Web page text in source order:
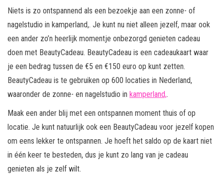
Niets is zo ontspannend als een bezoekje aan een zonne- of
nagelstudio in kamperland,. Je kunt nu niet alleen jezelf, maar ook
een ander zo’n heerlijk momentje onbezorgd genieten cadeau
doen met BeautyCadeau. BeautyCadeau is een cadeaukaart waar
je een bedrag tussen de €5 en €150 euro op kunt zetten.
BeautyCadeau is te gebruiken op 600 locaties in Nederland,
waaronder de zonne- en nagelstudio in kamperland,.
Maak een ander blij met een ontspannen moment thuis of op
locatie. Je kunt natuurlijk ook een BeautyCadeau voor jezelf kopen
om eens lekker te ontspannen. Je hoeft het saldo op de kaart niet
in één keer te besteden, dus je kunt zo lang van je cadeau
genieten als je zelf wilt.